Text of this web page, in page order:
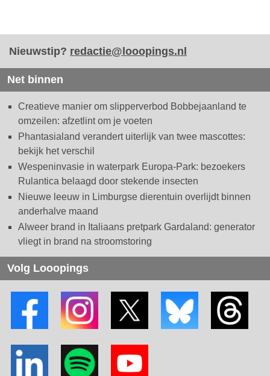
Nieuwstip? redactie@looopings.nl
Net binnen
Creatieve manier om slipperverbod Bobbejaanland te
omzeilen: afzetlint om je voeten
Phantasialand verandert uiterlijk van twee mascottes:
bekijk het verschil
Wespeninvasie in waterpark Europa-Park: bezoekers
Rulantica belaagd door stekende insecten
Nieuwe leeuw in Limburgse dierentuin overlijdt binnen
anderhalve maand
Alweer brand in Italiaans pretpark Gardaland: generator
vliegt in brand na stroomstoring
Volg Looopings